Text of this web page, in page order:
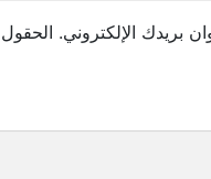
بريدك الإلكتروني. الحقول